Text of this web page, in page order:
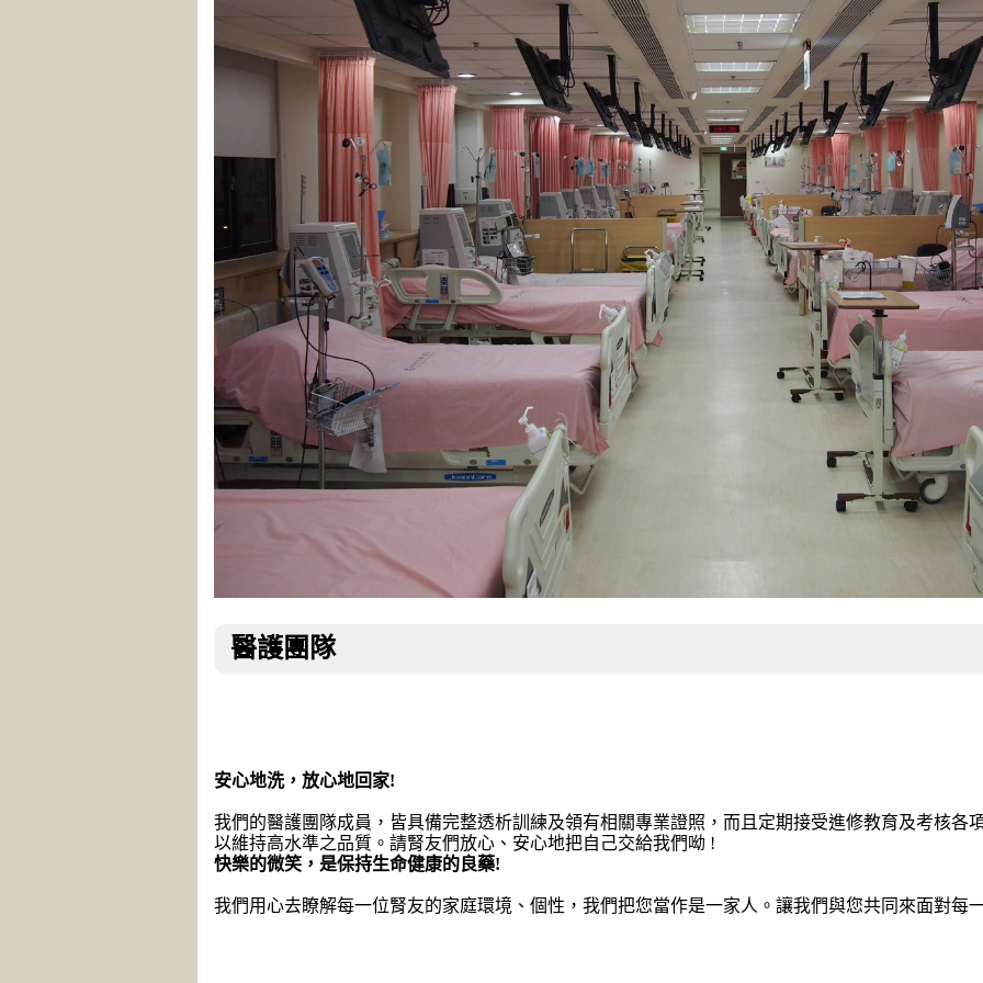
醫護團隊
安心地洗，放心地回家!
我們的醫護團隊成員，皆具備完整透析訓練及領有相關專業證照，而且定期接受進修教育及考核各
以維持高水準之品質。請腎友們放心、安心地把自己交給我們呦 !
快樂的微笑，是保持生命健康的良藥!
我們用心去瞭解每一位腎友的家庭環境、個性，我們把您當作是一家人。讓我們與您共同來面對每